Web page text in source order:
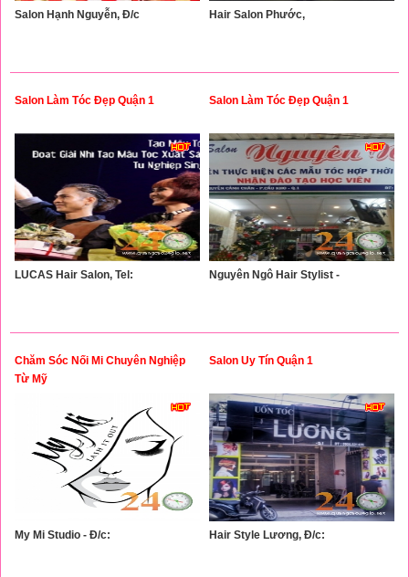
Salon Hạnh Nguyễn, Đ/c Hair Salon Phước,
Salon Làm Tóc Đẹp Quận 1
LUCAS Hair Salon, Tel:
Salon Làm Tóc Đẹp Quận 1
Nguyên Ngô Hair Stylist -
Chăm Sóc Nối Mi Chuyên Nghiệp
Từ Mỹ
My Mi Studio - Đ/c:
Salon Uy Tín Quận 1
Hair Style Lương, Đ/c: